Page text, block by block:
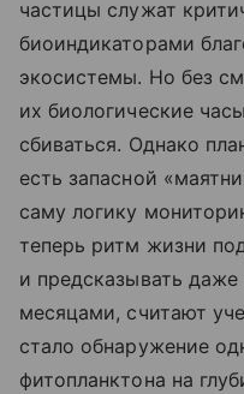
частицы служат
биоиндикаторами
экосистемы. Но без
их биологические
сбиваться. Однако
есть запасной
саму логику
теперь ритм жизни
и предсказывать
месяцами, считают
стало обнаружение
фитопланктона на